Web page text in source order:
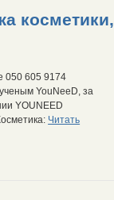
косметики,
050 605 9174
YouNeeD, за
YOUNEED
Читать